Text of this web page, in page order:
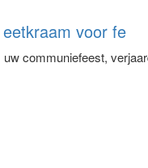
voor fe
communiefeest,